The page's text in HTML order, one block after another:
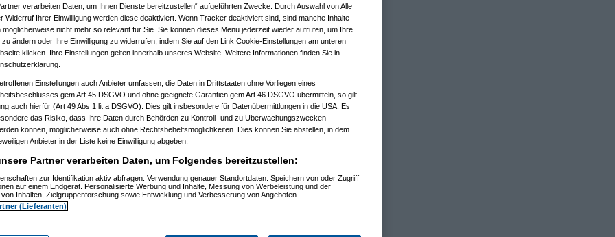
11.07.2010, 13:52:15)
14:49:37)
am 11.07.2010, 15:13:28)
16:27:29)
07:40:59)
07:45:13)
verarbeiten Daten, um Ihnen Dienste bereitzustellen“ aufgeführten Zwecke. Durch Auswahl von Alle
Widerruf Ihrer Einwilligung werden diese deaktiviert. Wenn Tracker deaktiviert sind, sind manche Inhalte
möglicherweise nicht mehr so relevant für Sie. Sie können dieses Menü jederzeit wieder aufrufen, um Ihre
zu ändern oder Ihre Einwilligung zu widerrufen, indem Sie auf den Link Cookie-Einstellungen am unteren
klicken. Ihre Einstellungen gelten innerhalb unseres Website. Weitere Informationen finden Sie in
Einstellungen auch Anbieter umfassen, die Daten in Drittstaaten ohne Vorliegen eines
gem Art 45 DSGVO und ohne geeignete Garantien gem Art 46 DSGVO übermitteln, so gilt
auch hierfür (Art 49 Abs 1 lit a DSGVO). Dies gilt insbesondere für Datenübermittlungen in die USA. Es
das Risiko, dass Ihre Daten durch Behörden zu Kontroll- und zu Überwachungszwecken
können, möglicherweise auch ohne Rechtsbehelfsmöglichkeiten. Dies können Sie abstellen, in dem
Anbieter in der Liste keine Einwilligung abgeben.
Partner verarbeiten Daten, um Folgendes bereitzustellen:
zur Identifikation aktiv abfragen. Verwendung genauer Standortdaten. Speichern von oder Zugriff
auf einem Endgerät. Personalisierte Werbung und Inhalte, Messung von Werbeleistung und der
Inhalten, Zielgruppenforschung sowie Entwicklung und Verbesserung von Angeboten.
(Lieferanten)